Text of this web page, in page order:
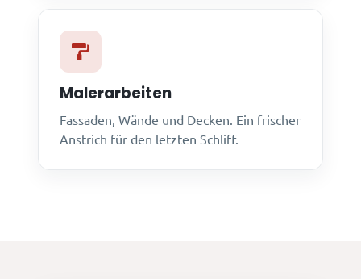
Malerarbeiten
Fassaden, Wände und Decken. Ein frischer
Anstrich für den letzten Schliff.